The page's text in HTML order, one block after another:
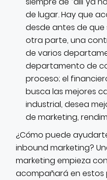
de lugar. Hay que
desde antes de que
otra parte, una
de varios
departamento de
proceso; el
busca las mejores
industrial, desea
de marketing,
¿Cómo puede
inbound marketing?
marketing empieza
acompañará en estos